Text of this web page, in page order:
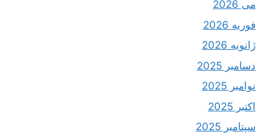
می 2026
فوریه 2026
ژانویه 2026
دسامبر 2025
نوامبر 2025
اکتبر 2025
سپتامبر 2025